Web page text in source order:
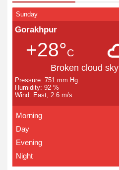
Sunday
Gorakhpur
+28°C
Broken cloud sky
Pressure: 751 mm Hg
Humidity: 92 %
Wind: East, 2.6 m/s
Morning
Day
Evening
Night